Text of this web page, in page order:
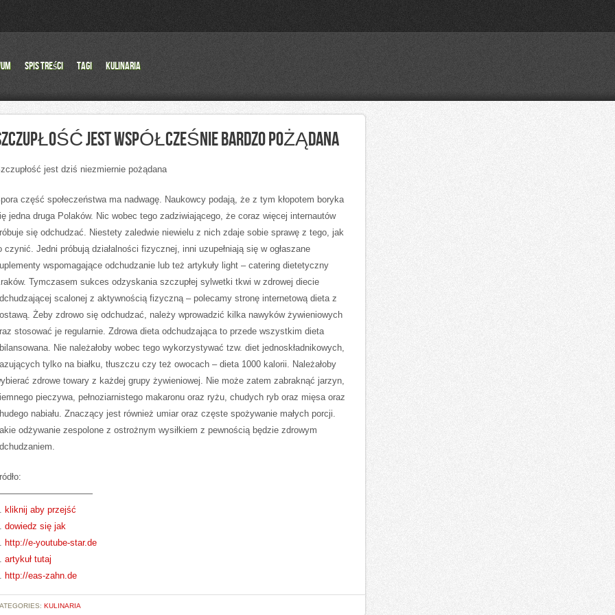
Spis Treści Tagi Kulinaria
JEST WSPÓŁCZEŚNIE BARDZO POŻĄDANA
jest dziś niezmiernie pożądana
część społeczeństwa ma nadwagę. Naukowcy podają, że z tym kłopotem boryka
jedna druga Polaków. Nic wobec tego zadziwiającego, że coraz więcej internautów
się odchudzać. Niestety zaledwie niewielu z nich zdaje sobie sprawę z tego, jak
czynić. Jedni próbują działalności fizycznej, inni uzupełniają się w ogłaszane
wspomagające odchudzanie lub też artykuły light – catering dietetyczny
Tymczasem sukces odzyskania szczupłej sylwetki tkwi w zdrowej diecie
scalonej z aktywnością fizyczną – polecamy stronę internetową dieta z
Żeby zdrowo się odchudzać, należy wprowadzić kilka nawyków żywieniowych
stosować je regularnie. Zdrowa dieta odchudzająca to przede wszystkim dieta
Nie należałoby wobec tego wykorzystywać tzw. diet jednoskładnikowych,
tylko na białku, tłuszczu czy też owocach – dieta 1000 kalorii. Należałoby
zdrowe towary z każdej grupy żywieniowej. Nie może zatem zabraknąć jarzyn,
pieczywa, pełnoziarnistego makaronu oraz ryżu, chudych ryb oraz mięsa oraz
nabiału. Znaczący jest również umiar oraz częste spożywanie małych porcji.
odżywanie zespolone z ostrożnym wysiłkiem z pewnością będzie zdrowym
kliknij aby przejść
dowiedz się jak
http://e-youtube-star.de
artykuł tutaj
http://eas-zahn.de
KULINARIA